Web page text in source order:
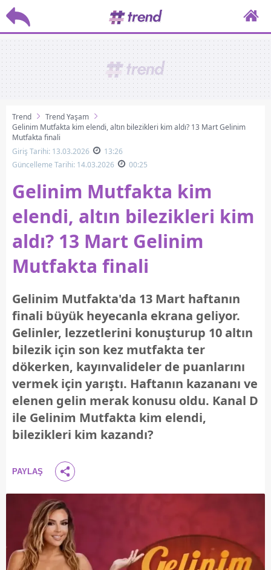
Trend
Trend Yaşam
Gelinim Mutfakta kim elendi, altın bilezikleri kim aldı? 13 Mart Gelinim
Mutfakta finali
Giriş Tarihi: 13.03.2026
13:26
Güncelleme Tarihi: 14.03.2026
00:25
Gelinim Mutfakta kim
elendi, altın bilezikleri kim
aldı? 13 Mart Gelinim
Mutfakta finali
Gelinim Mutfakta'da 13 Mart haftanın
finali büyük heyecanla ekrana geliyor.
Gelinler, lezzetlerini konuşturup 10 altın
bilezik için son kez mutfakta ter
dökerken, kayınvalideler de puanlarını
vermek için yarıştı. Haftanın kazananı ve
elenen gelin merak konusu oldu. Kanal D
ile Gelinim Mutfakta kim elendi,
bilezikleri kim kazandı?
PAYLAŞ